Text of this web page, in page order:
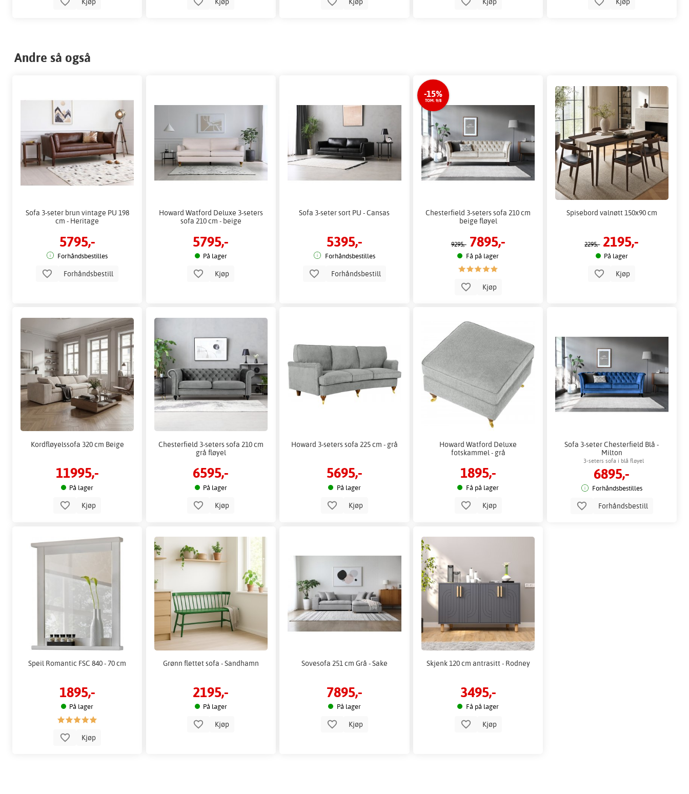
Andre så også
Sofa 3-seter brun vintage PU 198
cm - Heritage
5795,-
Forhåndsbestilles
Forhåndsbestill
Howard Watford Deluxe 3-seters
sofa 210 cm - beige
5795,-
På lager
Kjøp
Sofa 3-seter sort PU - Cansas
5395,-
Forhåndsbestilles
Forhåndsbestill
-15%
TOM. 9/8
Chesterfield 3-seters sofa 210 cm
beige fløyel
9295,- 7895,-
Få på lager
Kjøp
Spisebord valnøtt 150x90 cm
2295,- 2195,-
På lager
Kjøp
Kordfløyelssofa 320 cm Beige
11995,-
På lager
Kjøp
Chesterfield 3-seters sofa 210 cm
grå fløyel
6595,-
På lager
Kjøp
Howard 3-seters sofa 225 cm - grå
5695,-
På lager
Kjøp
Howard Watford Deluxe
fotskammel - grå
1895,-
Få på lager
Kjøp
Sofa 3-seter Chesterfield Blå -
Milton
3-seters sofa i blå fløyel
6895,-
Forhåndsbestilles
Forhåndsbestill
Speil Romantic FSC 840 - 70 cm
1895,-
På lager
Kjøp
Grønn flettet sofa - Sandhamn
2195,-
På lager
Kjøp
Sovesofa 251 cm Grå - Sake
7895,-
På lager
Kjøp
Skjenk 120 cm antrasitt - Rodney
3495,-
Få på lager
Kjøp